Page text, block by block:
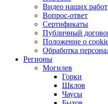
Видео наших работ
Вопрос-ответ
Сертификаты
Публичный
Положение о
Обработка
Регионы
Могилев
Горки
Шклов
Чаусы